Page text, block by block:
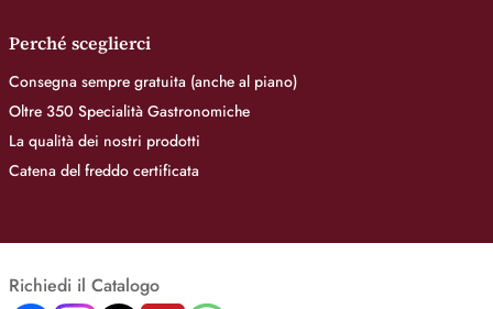
Perché sceglierci
Consegna sempre gratuita (anche al piano)
Oltre 350 Specialità Gastronomiche
La qualità dei nostri prodotti
Catena del freddo certificata
Richiedi il Catalogo